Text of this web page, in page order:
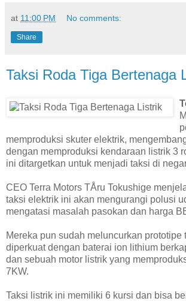
at 11:00 PM No comments:
Share
Taksi Roda Tiga Bertenaga
memproduksi skuter elektrik,
dengan memproduksi kendaraan listrik 3
ini ditargetkan untuk menjadi taksi di
CEO Terra Motors TÅru Tokushige
taksi elektrik ini akan mengurangi polusi
mengatasi masalah pasokan dan harga
Mereka pun sudah meluncurkan prototipe
diperkuat dengan baterai ion lithium
dan sebuah motor listrik yang
7KW.
Taksi listrik ini memiliki 6 kursi dan bisa